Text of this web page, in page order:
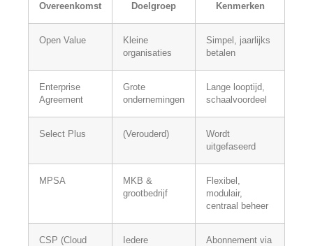
Overeenkomst Doelgroep Kenmerken
Open Value
Kleine
organisaties
Simpel, jaarlijks
betalen
Enterprise
Agreement
Grote
ondernemingen
Lange looptijd,
schaalvoordeel
Select Plus (Verouderd)
Wordt
uitgefaseerd
MPSA
MKB &
grootbedrijf
Flexibel,
modulair,
centraal beheer
CSP (Cloud
Iedere
Abonnement via